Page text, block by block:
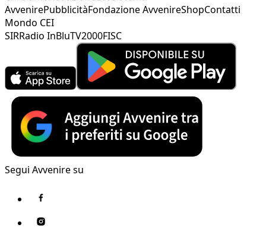
AvvenirePubblicitàFondazione AvvenireShopContatti
Mondo CEI
SIRRadio InBluTV2000FISC
Segui Avvenire su